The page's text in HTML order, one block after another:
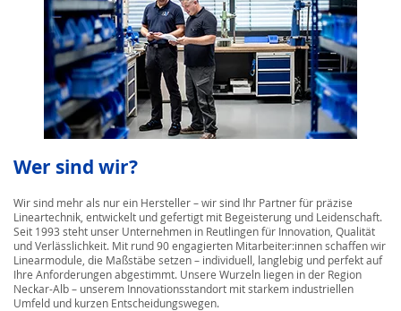
Wer sind wir?
Wir sind mehr als nur ein Hersteller – wir sind Ihr Partner für präzise
Lineartechnik, entwickelt und gefertigt mit Begeisterung und Leidenschaft.
Seit 1993 steht unser Unternehmen in Reutlingen für Innovation, Qualität
und Verlässlichkeit. Mit rund 90 engagierten Mitarbeiter:innen schaffen wir
Linearmodule, die Maßstäbe setzen – individuell, langlebig und perfekt auf
Ihre Anforderungen abgestimmt. Unsere Wurzeln liegen in der Region
Neckar-Alb – unserem Innovationsstandort mit starkem industriellen
Umfeld und kurzen Entscheidungswegen.